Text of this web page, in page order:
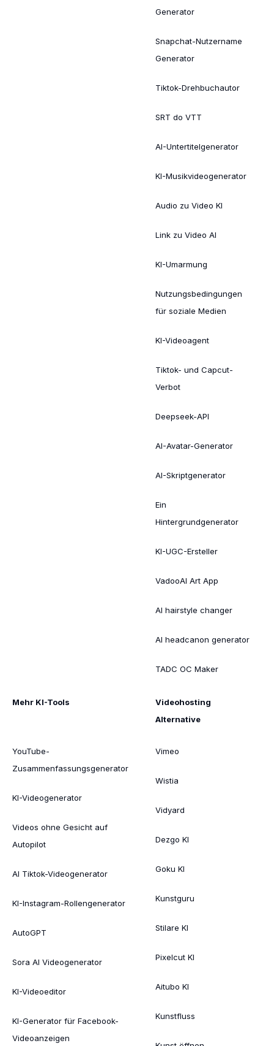
Generator
Snapchat-Nutzername
Generator
Tiktok-Drehbuchautor
SRT do VTT
AI-Untertitelgenerator
KI-Musikvideogenerator
Audio zu Video KI
Link zu Video AI
KI-Umarmung
Nutzungsbedingungen
für soziale Medien
KI-Videoagent
Tiktok- und Capcut-
Verbot
Deepseek-API
AI-Avatar-Generator
AI-Skriptgenerator
Ein
Hintergrundgenerator
KI-UGC-Ersteller
VadooAI Art App
AI hairstyle changer
AI headcanon generator
TADC OC Maker
Mehr KI-Tools
YouTube-
Zusammenfassungsgenerator
KI-Videogenerator
Videos ohne Gesicht auf
Autopilot
AI Tiktok-Videogenerator
KI-Instagram-Rollengenerator
AutoGPT
Sora AI Videogenerator
KI-Videoeditor
KI-Generator für Facebook-
Videoanzeigen
Videohosting
Alternative
Vimeo
Wistia
Vidyard
Dezgo KI
Goku KI
Kunstguru
Stilare KI
Pixelcut KI
Aitubo KI
Kunstfluss